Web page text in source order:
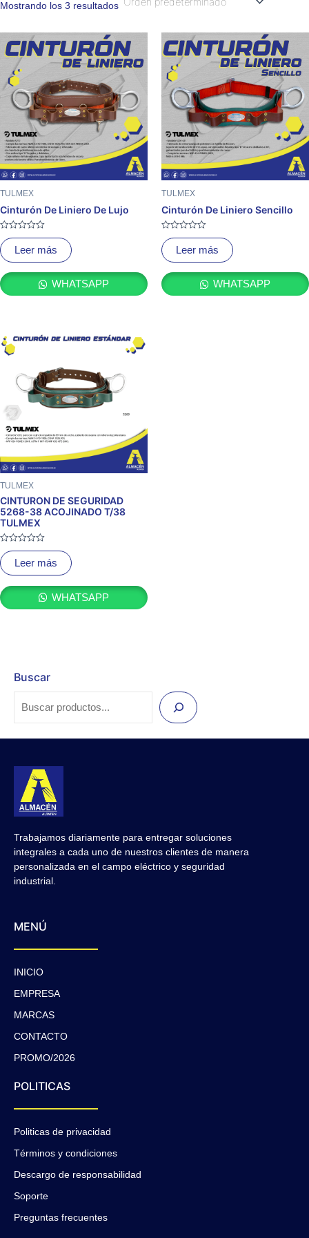
Buscar
Mostrando los 3 resultados
TULMEX
Cinturón De Liniero De Lujo
Valorado
con
0
de
Leer más
WHATSAPP
TULMEX
Cinturón De Liniero Sencillo
Valorado
con
0
de
Leer más
WHATSAPP
TULMEX
CINTURON DE SEGURIDAD
5268-38 ACOJINADO T/38
TULMEX
Valorado
con
0
de
Leer más
WHATSAPP
Trabajamos diariamente para entregar soluciones
integrales a cada uno de nuestros clientes de manera
personalizada en el campo eléctrico y seguridad
industrial.
MENÚ
INICIO
EMPRESA
MARCAS
CONTACTO
PROMO/2026
POLITICAS
Politicas de privacidad
Términos y condiciones
Descargo de responsabilidad
Soporte
Preguntas frecuentes